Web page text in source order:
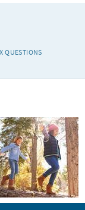
QUESTIONS